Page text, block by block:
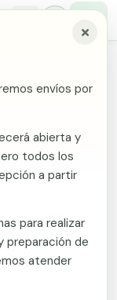
envíos por
abierta y
todos los
a partir
para realizar
preparación de
atender
De Las
de
Las
De Las
vallado de
Vallate
de vallado a
Presupuesto